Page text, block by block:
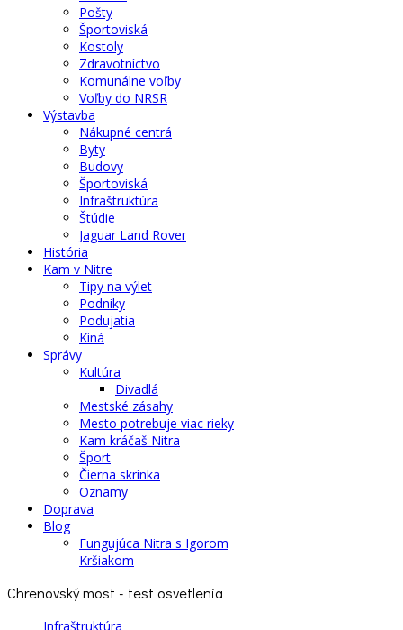
Pošty
Športoviská
Kostoly
Zdravotníctvo
Komunálne voľby
Voľby do NRSR
Výstavba
Nákupné centrá
Byty
Budovy
Športoviská
Infraštruktúra
Štúdie
Jaguar Land Rover
História
Kam v Nitre
Tipy na výlet
Podniky
Podujatia
Kiná
Správy
Kultúra
Divadlá
Mestské zásahy
Mesto potrebuje viac rieky
Kam kráčaš Nitra
Šport
Čierna skrinka
Oznamy
Doprava
Blog
Fungujúca Nitra s Igorom
Kršiakom
Chrenovský most - test osvetlenia
Infraštruktúra